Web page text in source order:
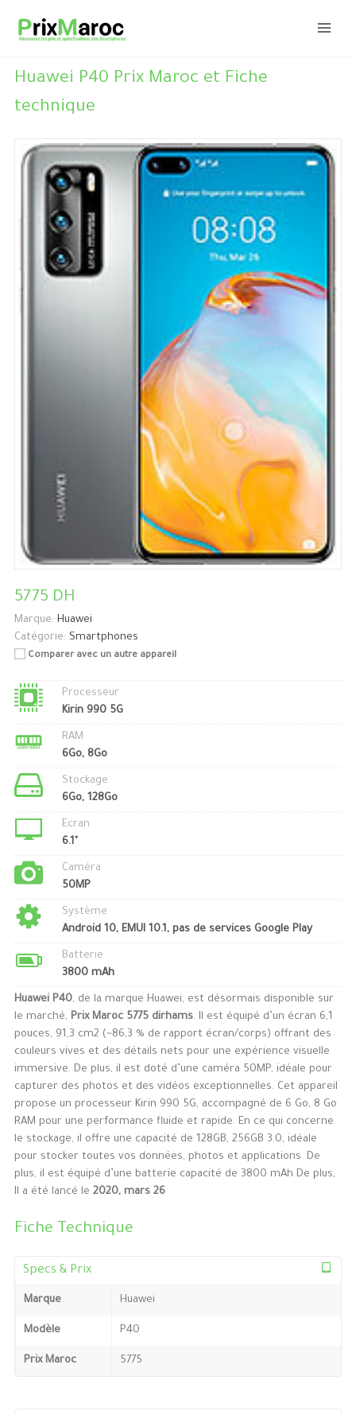
Huawei P40 Prix Maroc et Fiche
technique
5775 DH
Marque: Huawei
Catégorie: Smartphones
Comparer avec un autre appareil
Processeur
Kirin 990 5G
RAM
6Go, 8Go
Stockage
6Go, 128Go
Ecran
6.1"
Caméra
50MP
Système
Android 10, EMUI 10.1, pas de services Google Play
Batterie
3800 mAh
Huawei P40, de la marque Huawei, est désormais disponible sur
le marché, Prix Maroc 5775 dirhams. Il est équipé d’un écran 6,1
pouces, 91,3 cm2 (~86,3 % de rapport écran/corps) offrant des
couleurs vives et des détails nets pour une expérience visuelle
immersive. De plus, il est doté d’une caméra 50MP, idéale pour
capturer des photos et des vidéos exceptionnelles. Cet appareil
propose un processeur Kirin 990 5G, accompagné de 6 Go, 8 Go
RAM pour une performance fluide et rapide. En ce qui concerne
le stockage, il offre une capacité de 128GB, 256GB 3.0, idéale
pour stocker toutes vos données, photos et applications. De
plus, il est équipé d’une batterie capacité de 3800 mAh De plus,
Il a été lancé le 2020, mars 26
Fiche Technique
Specs & Prix
Marque Huawei
Modèle P40
Prix Maroc 5775